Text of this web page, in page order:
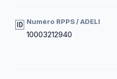
🆔 Numéro RPPS / ADELI
10003212940